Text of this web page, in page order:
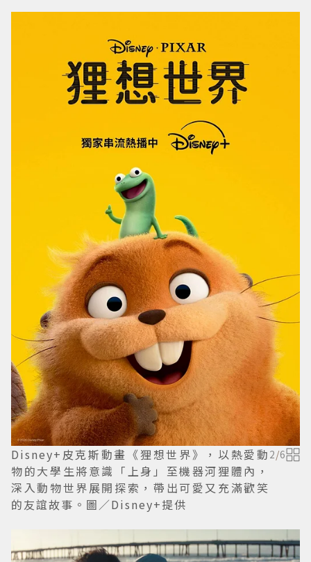
Disney+皮克斯動畫《狸想世界》，以熱愛動
物的大學生將意識「上身」至機器河狸體內，
深入動物世界展開探索，帶出可愛又充滿歡笑
的友誼故事。圖／Disney+提供
2/6